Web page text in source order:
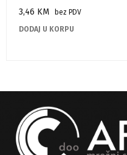
3,46 KM
bez PDV
DODAJ U KORPU